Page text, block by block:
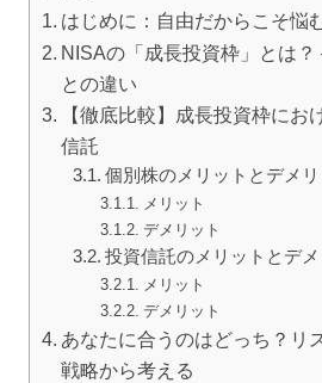
はじめに：自由だからこそ悩
NISAの「成長投資枠」とは
との違い
【徹底比較】成長投資枠にお
信託
個別株のメリットとデメリ
メリット
デメリット
投資信託のメリットとデメ
メリット
デメリット
あなたに合うのはどっち？リ
戦略から考える